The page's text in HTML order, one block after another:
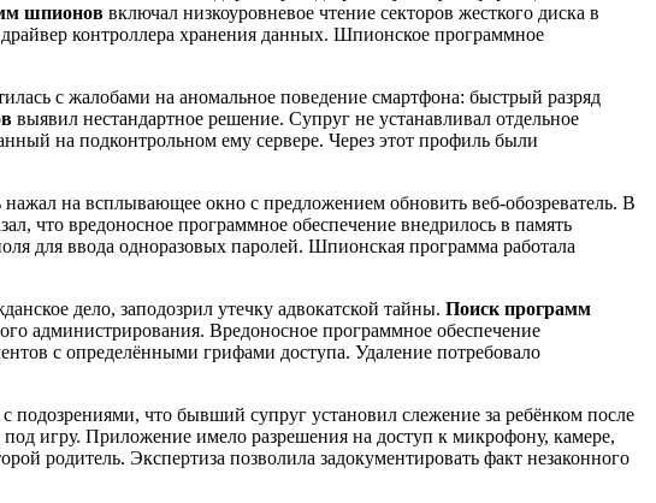
шпионов включал низкоуровневое чтение секторов жесткого диска в
контроллера хранения данных. Шпионское программное
с жалобами на аномальное поведение смартфона: быстрый разряд
выявил нестандартное решение. Супруг не устанавливал отдельное
на подконтрольном ему сервере. Через этот профиль были
на всплывающее окно с предложением обновить веб-обозреватель. В
что вредоносное программное обеспечение внедрилось в память
для ввода одноразовых паролей. Шпионская программа работала
дело, заподозрил утечку адвокатской тайны. Поиск программ
администрирования. Вредоносное программное обеспечение
с определёнными грифами доступа. Удаление потребовало
подозрениями, что бывший супруг установил слежение за ребёнком после
игру. Приложение имело разрешения на доступ к микрофону, камере,
родитель. Экспертиза позволила задокументировать факт незаконного